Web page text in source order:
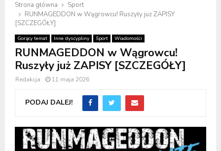
Strona główna
Sport
RUNMAGEDDON w Wągrowcu! Ruszyły już ZAPISY
[SZCZEGÓŁY]
Gorący temat Inne dyscypliny Sport Wiadomości
RUNMAGEDDON w Wągrowcu!
Ruszyły już ZAPISY [SZCZEGÓŁY]
Redakcja 11 maja 2026
PODAJ DALEJ!